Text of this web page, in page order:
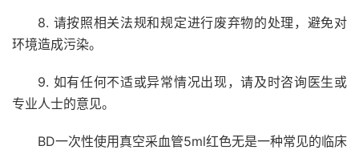
8. 请按照相关法规和规定进行废弃物的处理，避免对
环境造成污染。
9. 如有任何不适或异常情况出现，请及时咨询医生或
专业人士的意见。
BD一次性使用真空采血管5ml红色无是一种常见的临床